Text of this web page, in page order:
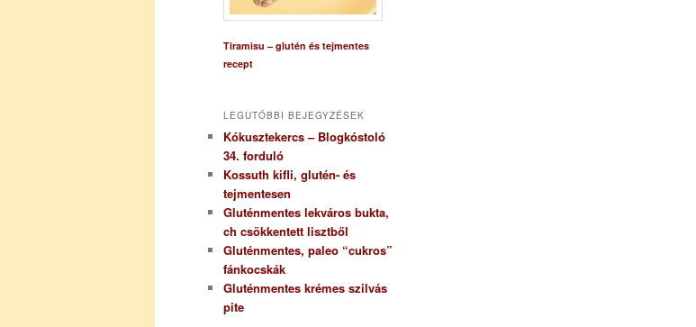
Tiramisu – glutén és tejmentes
recept
LEGUTÓBBI BEJEGYZÉSEK
Kókusztekercs – Blogkóstoló
34. forduló
Kossuth kifli, glutén- és
tejmentesen
Gluténmentes lekváros bukta,
ch csökkentett lisztből
Gluténmentes, paleo “cukros”
fánkocskák
Gluténmentes krémes szilvás
pite